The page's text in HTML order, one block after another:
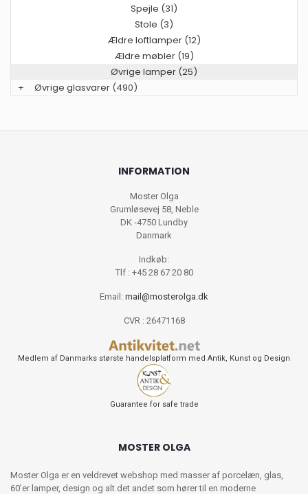
Spejle (31)
Stole (3)
Ældre loftlamper (12)
Ældre møbler (19)
Øvrige lamper (25)
+
Øvrige glasvarer (490)
INFORMATION
Moster Olga
Grumløsevej 58, Neble
DK -4750 Lundby
Danmark
Indkøb:
Tlf : +45 28 67 20 80
Email: mail@mosterolga.dk
CVR : 26471168
Medlem af Danmarks største handelsplatform med Antik, Kunst og Design
Guarantee for safe trade
MOSTER OLGA
Moster Olga er en veldrevet webshop med masser af porcelæn, glas,
60’er lamper, design og alt det andet som hører til en moderne